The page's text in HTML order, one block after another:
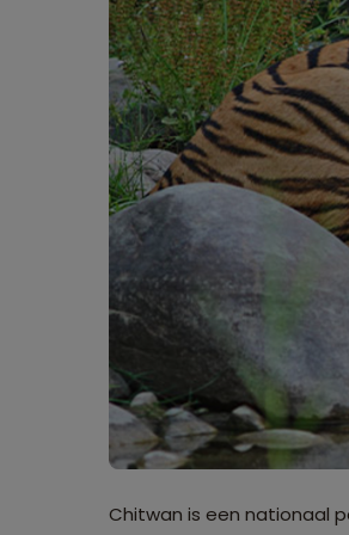
Chitwan is een nationaal